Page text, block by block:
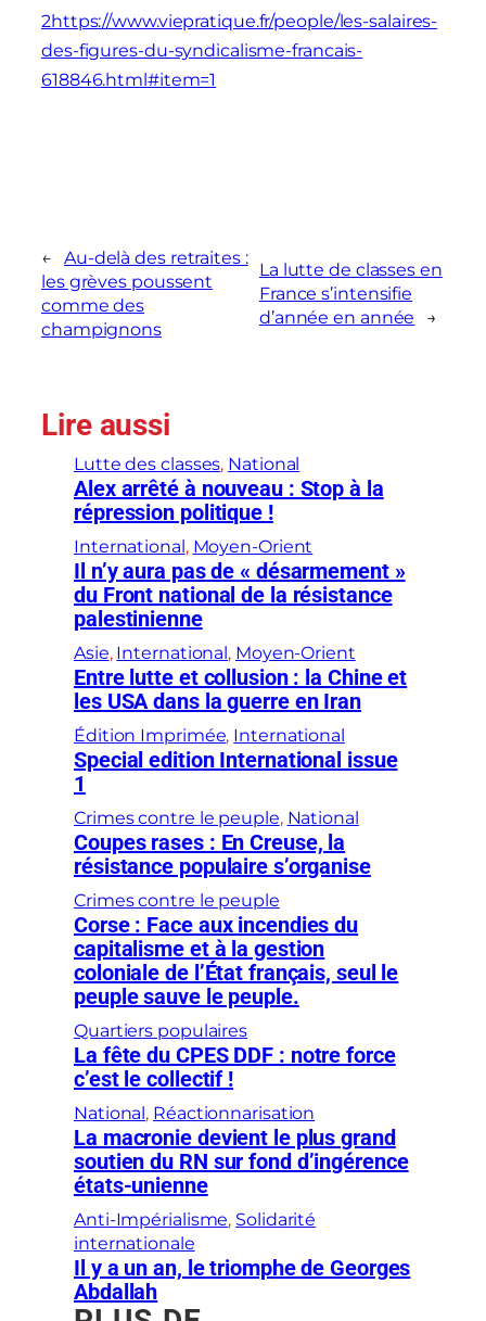
2https://www.viepratique.fr/people/les-salaires-
des-figures-du-syndicalisme-francais-
618846.html#item=1
←
Au-delà des retraites :
les grèves poussent
comme des
champignons
La lutte de classes en
France s’intensifie
d’année en année
→
Lire aussi
Lutte des classes, National
Alex arrêté à nouveau : Stop à la
répression politique !
International, Moyen-Orient
Il n’y aura pas de « désarmement »
du Front national de la résistance
palestinienne
Asie, International, Moyen-Orient
Entre lutte et collusion : la Chine et
les USA dans la guerre en Iran
Édition Imprimée, International
Special edition International issue
1
Crimes contre le peuple, National
Coupes rases : En Creuse, la
résistance populaire s’organise
Crimes contre le peuple
Corse : Face aux incendies du
capitalisme et à la gestion
coloniale de l’État français, seul le
peuple sauve le peuple.
Quartiers populaires
La fête du CPES DDF : notre force
c’est le collectif !
National, Réactionnarisation
La macronie devient le plus grand
soutien du RN sur fond d’ingérence
états-unienne
Anti-Impérialisme, Solidarité
internationale
Il y a un an, le triomphe de Georges
Abdallah